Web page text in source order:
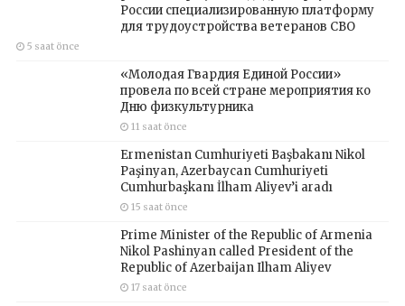
России специализированную платформу
для трудоустройства ветеранов СВО
5 saat önce
«Молодая Гвардия Единой России»
провела по всей стране мероприятия ко
Дню физкультурника
11 saat önce
Ermenistan Cumhuriyeti Başbakanı Nikol
Paşinyan, Azerbaycan Cumhuriyeti
Cumhurbaşkanı İlham Aliyev’i aradı
15 saat önce
Prime Minister of the Republic of Armenia
Nikol Pashinyan called President of the
Republic of Azerbaijan Ilham Aliyev
17 saat önce